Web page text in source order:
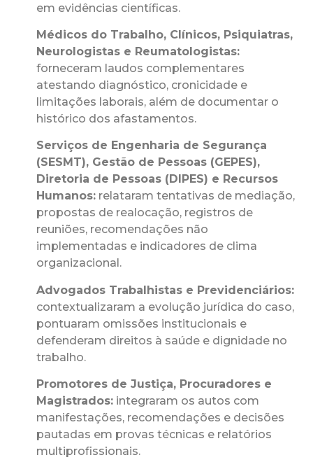
em evidências científicas.
Médicos do Trabalho, Clínicos, Psiquiatras,
Neurologistas e Reumatologistas:
forneceram laudos complementares
atestando diagnóstico, cronicidade e
limitações laborais, além de documentar o
histórico dos afastamentos.
Serviços de Engenharia de Segurança
(SESMT), Gestão de Pessoas (GEPES),
Diretoria de Pessoas (DIPES) e Recursos
Humanos: relataram tentativas de mediação,
propostas de realocação, registros de
reuniões, recomendações não
implementadas e indicadores de clima
organizacional.
Advogados Trabalhistas e Previdenciários:
contextualizaram a evolução jurídica do caso,
pontuaram omissões institucionais e
defenderam direitos à saúde e dignidade no
trabalho.
Promotores de Justiça, Procuradores e
Magistrados: integraram os autos com
manifestações, recomendações e decisões
pautadas em provas técnicas e relatórios
multiprofissionais.